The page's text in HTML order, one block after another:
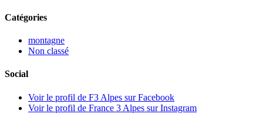
Catégories
montagne
Non classé
Social
Voir le profil de F3 Alpes sur Facebook
Voir le profil de France 3 Alpes sur Instagram